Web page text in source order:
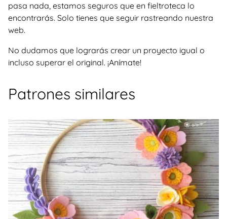
pasa nada, estamos seguros que en fieltroteca lo
encontrarás. Solo tienes que seguir rastreando nuestra
web.
No dudamos que lograrás crear un proyecto igual o
incluso superar el original. ¡Anímate!
Patrones similares